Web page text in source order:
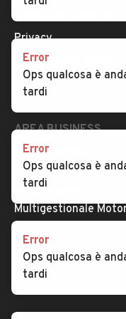
Privacy
Impostazioni Privacy
Security
AREA BUSINESS
Registrazione
concessionario
Multigestionale
Error
Ops qualcosa è
tardi
Error
Ops qualcosa è
tardi
Error
Ops qualcosa è
tardi